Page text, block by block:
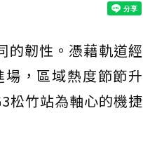
的韌性。憑藉軌道經
場，區域熱度節節升
松竹站為軸心的機捷